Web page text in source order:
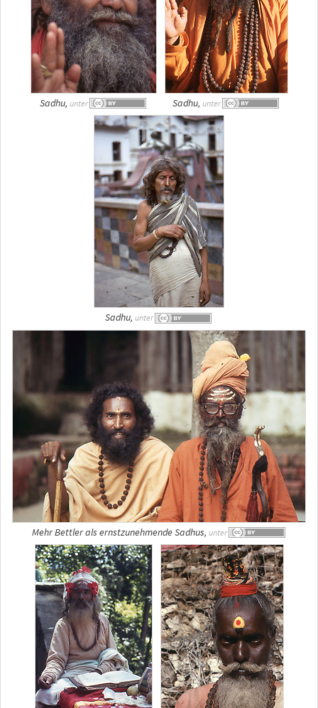
Sadhu, unter Sadhu, unter
Sadhu, unter
Mehr Bettler als ernstzunehmende Sadhus, unter